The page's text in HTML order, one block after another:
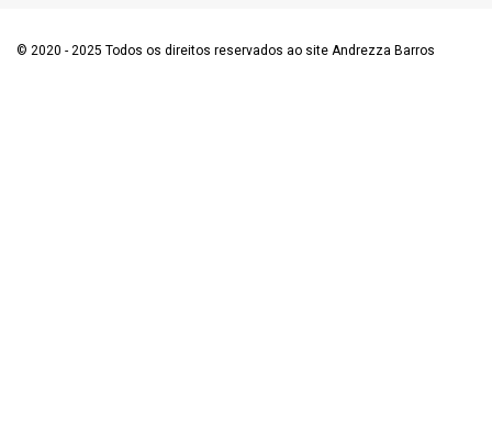
© 2020 - 2025 Todos os direitos reservados ao site Andrezza Barros